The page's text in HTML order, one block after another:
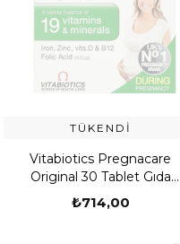
TÜKENDI
Vitabiotics Pregnacare
Original 30 Tablet Gıda
Takviyeleri
₺714,00